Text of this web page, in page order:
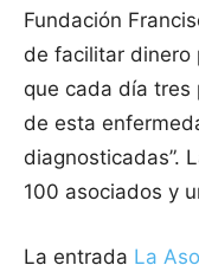
Fundación
de facilitar dinero
que cada día tres
de esta
diagnosticadas”.
100 asociados y
La entrada La